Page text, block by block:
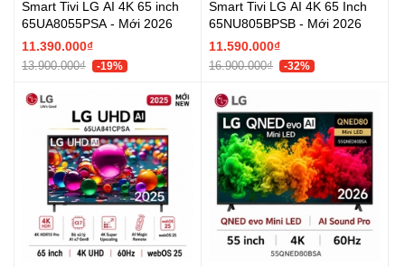
Smart Tivi LG AI 4K 65 inch
65UA8055PSA - Mới 2026
11.390.000₫
13.900.000₫ -19%
Smart Tivi LG AI 4K 65 Inch
65NU805BPSB - Mới 2026
11.590.000₫
16.900.000₫ -32%